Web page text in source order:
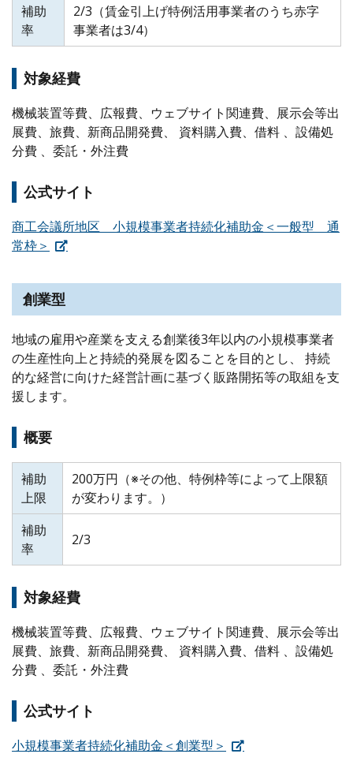
補助
率
2/3（賃金引上げ特例活用事業者のうち赤字
事業者は3/4）
対象経費
機械装置等費、広報費、ウェブサイト関連費、展示会等出
展費、旅費、新商品開発費、 資料購入費、借料 、設備処
分費 、委託・外注費
公式サイト
商工会議所地区 小規模事業者持続化補助金＜一般型 通
常枠＞
創業型
地域の雇用や産業を支える創業後3年以内の小規模事業者
の生産性向上と持続的発展を図ることを目的とし、 持続
的な経営に向けた経営計画に基づく販路開拓等の取組を支
援します。
概要
補助
上限
200万円（※その他、特例枠等によって上限額
が変わります。）
補助
率
2/3
対象経費
機械装置等費、広報費、ウェブサイト関連費、展示会等出
展費、旅費、新商品開発費、 資料購入費、借料 、設備処
分費 、委託・外注費
公式サイト
小規模事業者持続化補助金＜創業型＞